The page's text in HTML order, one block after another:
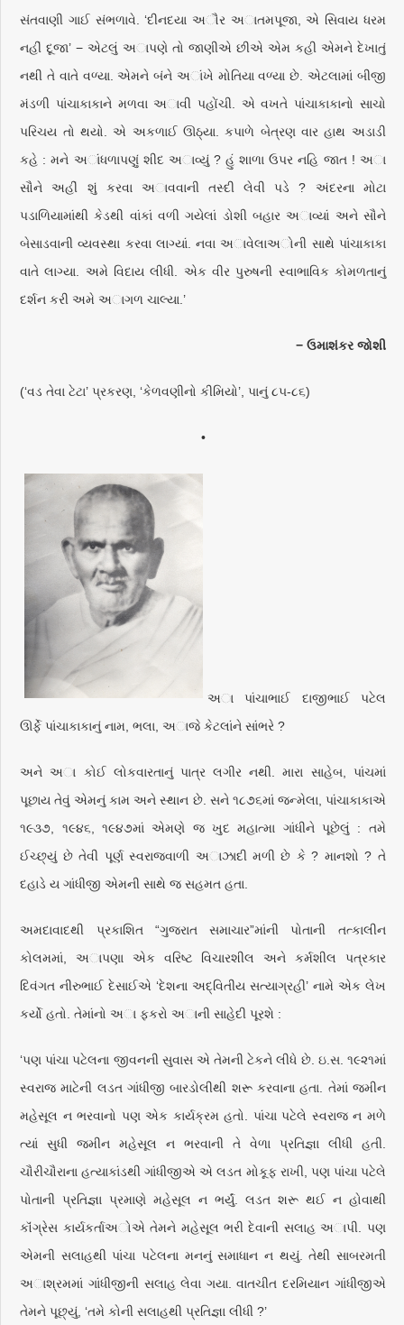
સંતવાણી ગાઈ સંભળાવે. ‘દીનદયા અૌર અાતમપૂજા, એ સિવાય ધરમ
નહીં દૂજા’ − એટલું અાપણે તો જાણીએ છીએ એમ કહી એમને દેખાતું
નથી તે વાતે વળ્યા. એમને બંને અાંખે મોતિયા વળ્યા છે. એટલામાં બીજી
મંડળી પાંચાકાકાને મળવા અાવી પહોંચી. એ વખતે પાંચાકાકાનો સાચો
પરિચય તો થયો. એ અકળાઈ ઊઠ્યા. કપાળે બેત્રણ વાર હાથ અડાડી
કહે : મને અાંધળાપણું શીદ અાવ્યું ? હું શાળા ઉપર નહિ જાત ! અા
સૌને અહીં શું કરવા અાવવાની તસ્દી લેવી પડે ? અંદરના મોટા
પડાળિયામાંથી કેડથી વાંકાં વળી ગયેલાં ડોશી બહાર અાવ્યાં અને સૌને
બેસાડવાની વ્યવસ્થા કરવા લાગ્યાં. નવા અાવેલાઅોની સાથે પાંચાકાકા
વાતે લાગ્યા. અમે વિદાય લીધી. એક વીર પુરુષની સ્વાભાવિક કોમળતાનું
દર્શન કરી અમે અાગળ ચાલ્યા.’
− ઉમાશંકર જોશી
(‘વડ તેવા ટેટા’ પ્રકરણ, ‘કેળવણીનો કીમિયો’, પાનું ૮૫-૮૬)
•
અા પાંચાભાઈ દાજીભાઈ પટેલ
ઊર્ફે પાંચાકાકાનું નામ, ભલા, અાજે કેટલાંને સાંભરે ?
અને અા કોઈ લોકવારતાનું પાત્ર લગીર નથી. મારા સાહેબ, પાંચમાં
પૂછાય તેવું એમનું કામ અને સ્થાન છે. સને ૧૮૭૬માં જન્મેલા, પાંચાકાકાએ
૧૯૩૭, ૧૯૪૬, ૧૯૪૭માં એમણે જ ખુદ મહાત્મા ગાંધીને પૂછેલું : તમે
ઈચ્છ્યું છે તેવી પૂર્ણ સ્વરાજવાળી અાઝાદી મળી છે કે ? માનશો ? તે
દહાડે ય ગાંધીજી એમની સાથે જ સહમત હતા.
અમદાવાદથી પ્રકાશિત “ગુજરાત સમાચાર”માંની પોતાની તત્કાલીન
કોલમમાં, અાપણા એક વરિષ્ટ વિચારશીલ અને કર્મશીલ પત્રકાર
દિવંગત નીરુભાઈ દેસાઈએ ‘દેશના અદ્વિતીય સત્યાગ્રહી’ નામે એક લેખ
કર્યો હતો. તેમાંનો અા ફકરો અાની સાહેદી પૂરશે :
‘પણ પાંચા પટેલના જીવનની સુવાસ એ તેમની ટેકને લીધે છે. ઇ.સ. ૧૯૨૧માં
સ્વરાજ માટેની લડત ગાંધીજી બારડોલીથી શરૂ કરવાના હતા. તેમાં જમીન
મહેસૂલ ન ભરવાનો પણ એક કાર્યક્રમ હતો. પાંચા પટેલે સ્વરાજ ન મળે
ત્યાં સુધી જમીન મહેસૂલ ન ભરવાની તે વેળા પ્રતિજ્ઞા લીધી હતી.
ચૌરીચૌરાના હત્યાકાંડથી ગાંધીજીએ એ લડત મોકૂફ રાખી, પણ પાંચા પટેલે
પોતાની પ્રતિજ્ઞા પ્રમાણે મહેસૂલ ન ભર્યું. લડત શરૂ થઈ ન હોવાથી
કૉંગ્રેસ કાર્યકર્તાઅોએ તેમને મહેસૂલ ભરી દેવાની સલાહ અાપી. પણ
એમની સલાહથી પાંચા પટેલના મનનું સમાધાન ન થયું. તેથી સાબરમતી
અાશ્રમમાં ગાંધીજીની સલાહ લેવા ગયા. વાતચીત દરમિયાન ગાંધીજીએ
તેમને પૂછ્યું, ‘તમે કોની સલાહથી પ્રતિજ્ઞા લીધી ?’